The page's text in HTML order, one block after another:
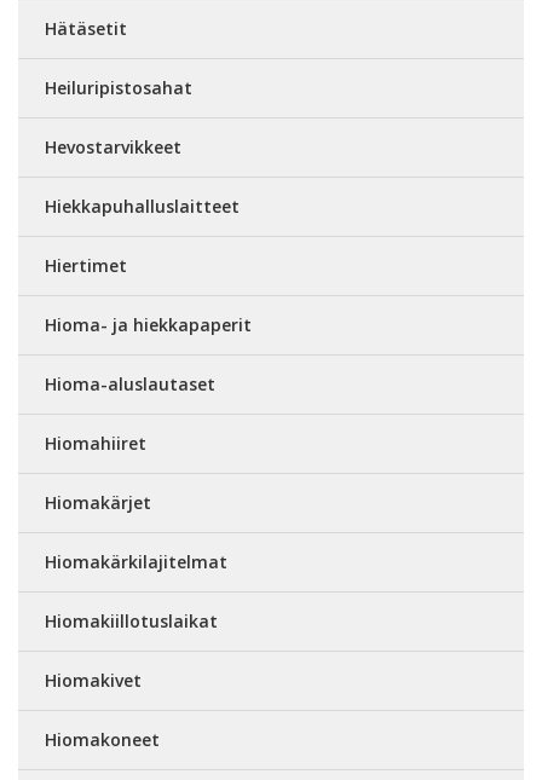
Hätäsetit
Heiluripistosahat
Hevostarvikkeet
Hiekkapuhalluslaitteet
Hiertimet
Hioma- ja hiekkapaperit
Hioma-aluslautaset
Hiomahiiret
Hiomakärjet
Hiomakärkilajitelmat
Hiomakiillotuslaikat
Hiomakivet
Hiomakoneet